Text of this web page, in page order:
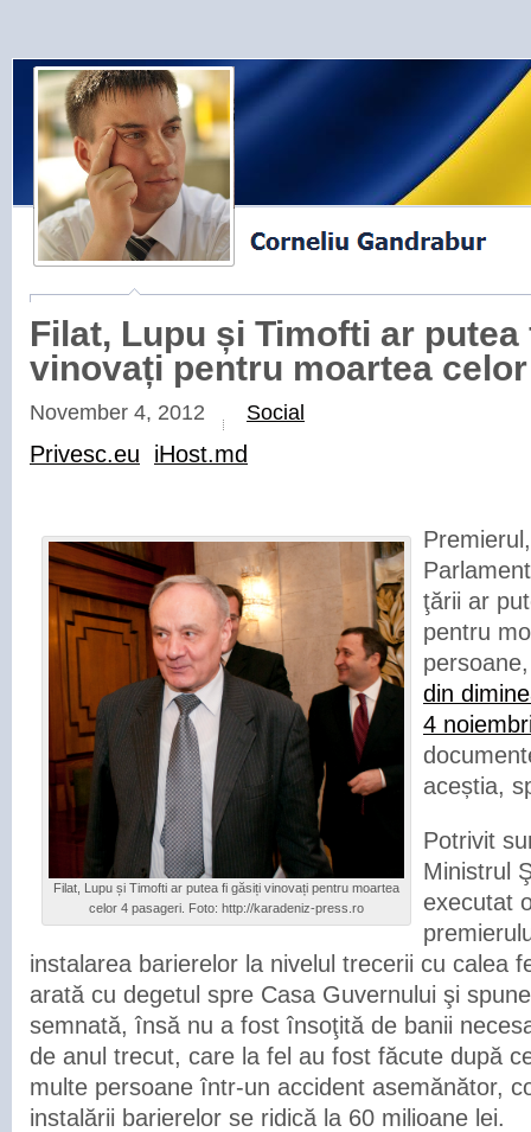
Filat, Lupu și Timofti ar
vinovați pentru moartea
November 4, 2012 Social
Privesc.eu iHost.md
Filat, Lupu și Timofti ar putea fi găsiți vinovați pentru moartea
celor 4 pasageri. Foto: http://karadeniz-press.ro
ţării ar
pentru
din
4
aceștia,
Potrivit
Ministrul
executat
instalarea barierelor la nivelul trecerii cu calea
arată cu degetul spre Casa Guvernului şi
semnată, însă nu a fost însoţită de banii
de anul trecut, care la fel au fost făcute după
multe persoane într-un accident asemănător,
instalării barierelor se ridică la 60 milioane lei.